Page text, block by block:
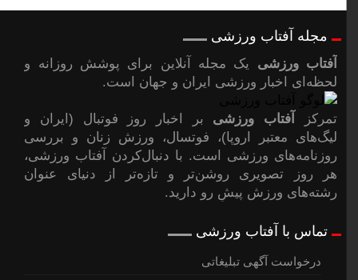
مجله آفتاب ورزشی
آفتاب ورزشییک مجله آنلاین برای پوشش روزانه و
لحظه‌ای اخبار ورزشی ایران و جهان است.
تمرکز آفتاب ورزشیبر اخبار روز فوتبال (ایران و
لیگ‌های معتبر اروپا)، فوتسال، ورزش زنان و بررسی
روزنامه‌های ورزشی است. با دنبال‌کردن آفتاب ورزشی،
هر روز تصویری روشن‌تر و تازه‌تر از دنیای عنوان
رشته‌های ورزش پیشِ رو دارید.
تماس با آفتاب ورزشی
درخواست آگهی تبلیغاتی